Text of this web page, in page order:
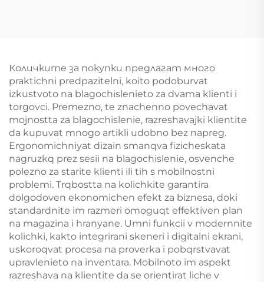
Количките за покупки предлагат много
praktichni predpazitelni, koito podoburvat
izkustvoto na blagochislenieto za dvama klienti i
torgovci. Premezno, te znachenno povechavat
mojnostta za blagochislenie, razreshavajki klientite
da kupuvat mnogo artikli udobno bez napreg.
Ergonomichniyat dizain smanqva fizicheskata
nagruzkq prez sesii na blagochislenie, osvenche
polezno za starite klienti ili tih s mobilnostni
problemi. Trqbostta na kolichkite garantira
dolgodoven ekonomichen efekt za biznesa, doki
standardnite im razmeri omoguqt effektiven plan
na magazina i hranyane. Umni funkcii v modernnite
kolichki, kakto integrirani skeneri i digitalni ekrani,
uskoroqvat procesa na proverka i pobqrstvavat
upravlenieto na inventara. Mobilnoto im aspekt
razreshava na klientite da se orientirat liche v